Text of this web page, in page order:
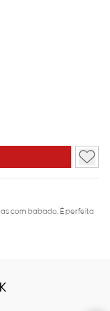
com babado. É perfeita